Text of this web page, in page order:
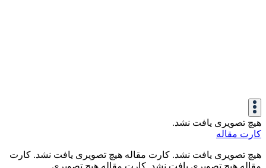
هیچ تصویری یافت نشد.
کارت مقاله
هیچ تصویری یافت نشد. کارت مقاله هیچ تصویری یافت نشد. کارت
مقاله هیچ تصویری یافت نشد. کارت مقاله هیچ تصویری…